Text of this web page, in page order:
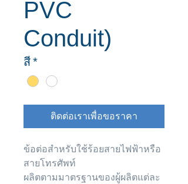
PVC
Conduit)
สี*
ติดต่อเราเพื่อขอราคา
ข้อต่อสำหรับใช้ร้อยสายไฟฟ้าหรือ
สายโทรศัพท์
ผลิตตามมาตรฐานของผู้ผลิตแต่ละ